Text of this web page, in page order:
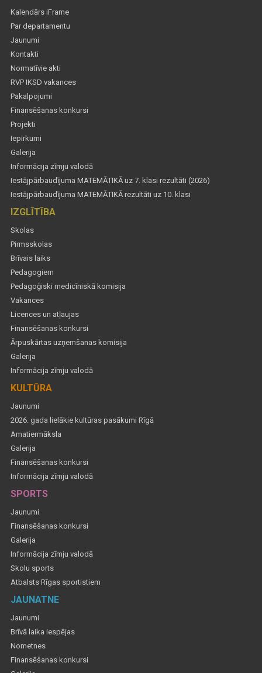
Kalendārs iFrame
Par departamentu
Jaunumi
Kontakti
Normatīvie akti
RVP IKSD vakances
Pakalpojumi
Finansēšanas konkursi
Projekti
Iepirkumi
Galerija
Informācija zīmju valodā
Iestājpārbaudījuma MATEMĀTIKĀ uz 7. klasi rezultāti (2026)
Iestājpārbaudījuma MATEMĀTIKĀ rezultāti uz 10. klasi
IZGLĪTĪBA
Skolas
Pirmsskolas
Brīvais laiks
Pedagogiem
Pedagoģiski medicīniskā komisija
Vakances
Licences un atļaujas
Finansēšanas konkursi
Ārpuskārtas uzņemšanas komisija
Galerija
Informācija zīmju valodā
KULTŪRA
Jaunumi
2026. gada lielākie kultūras pasākumi Rīgā
Amatiermāksla
Galerija
Finansēšanas konkursi
Informācija zīmju valodā
SPORTS
Jaunumi
Finansēšanas konkursi
Galerija
Informācija zīmju valodā
Skolu sports
Atbalsts Rīgas sportistiem
JAUNATNE
Jaunumi
Brīvā laika iespējas
Nometnes
Finansēšanas konkursi